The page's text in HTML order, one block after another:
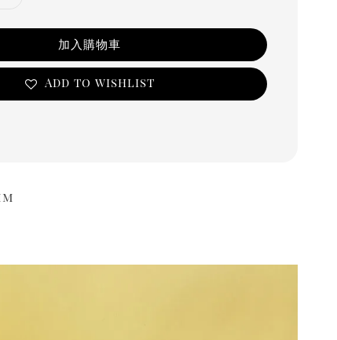
加入購物車
Add to wishlist